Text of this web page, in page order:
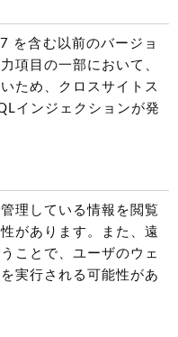
を含む以前のバージョ
項目の一部において、
ため、クロスサイトス
インジェクションが発
理している情報を閲覧
があります。また、遠
ことで、ユーザのウェ
実行される可能性があ